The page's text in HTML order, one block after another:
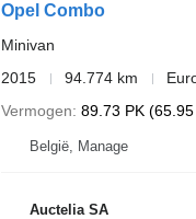
Opel Combo
Minivan
2015
94.774 km
Vermogen 89.73 PK (65.95
België, Manage
Auctelia SA